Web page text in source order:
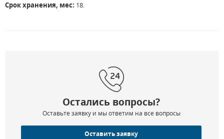
Срок хранения, мес: 18.
Остались вопросы?
Оставьте заявку и мы ответим на все вопросы
Оставить заявку